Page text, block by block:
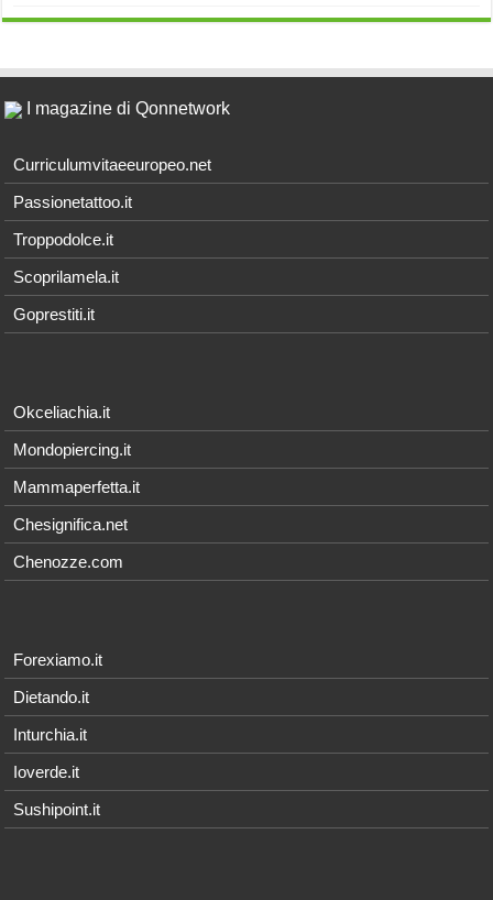
I magazine di Qonnetwork
Curriculumvitaeeuropeo.net
Passionetattoo.it
Troppodolce.it
Scoprilamela.it
Goprestiti.it
Okceliachia.it
Mondopiercing.it
Mammaperfetta.it
Chesignifica.net
Chenozze.com
Forexiamo.it
Dietando.it
Inturchia.it
Ioverde.it
Sushipoint.it